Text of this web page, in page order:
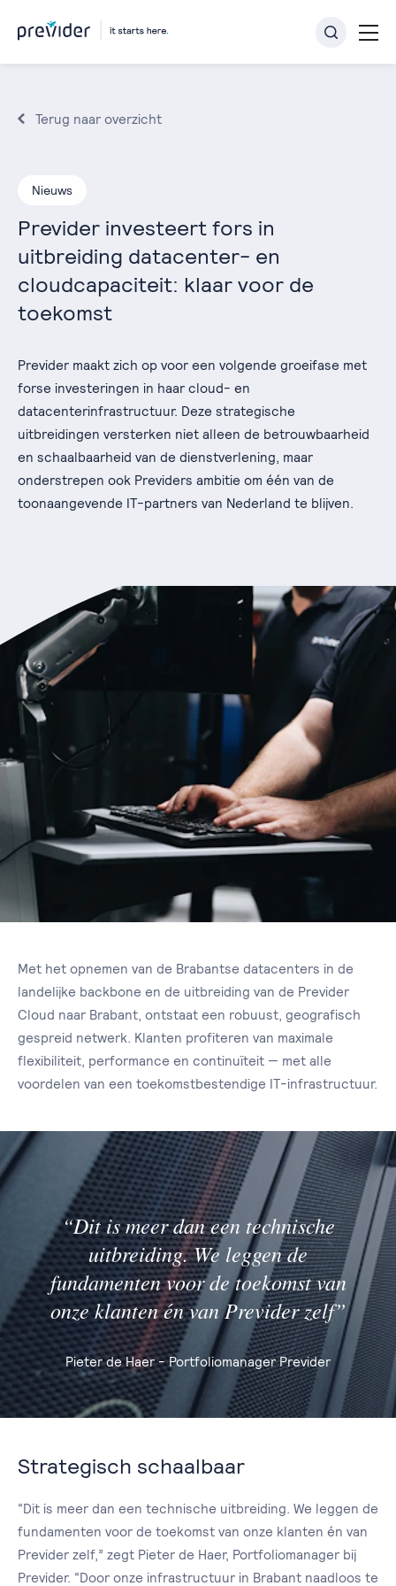
Terug naar overzicht
Nieuws
Previder investeert fors in
uitbreiding datacenter- en
cloudcapaciteit: klaar voor de
toekomst
Previder maakt zich op voor een volgende groeifase met
forse investeringen in haar cloud- en
datacenterinfrastructuur. Deze strategische
uitbreidingen versterken niet alleen de betrouwbaarheid
en schaalbaarheid van de dienstverlening, maar
onderstrepen ook Previders ambitie om één van de
toonaangevende IT-partners van Nederland te blijven.
Met het opnemen van de Brabantse datacenters in de
landelijke backbone en de uitbreiding van de Previder
Cloud naar Brabant, ontstaat een robuust, geografisch
gespreid netwerk. Klanten profiteren van maximale
flexibiliteit, performance en continuïteit — met alle
voordelen van een toekomstbestendige IT-infrastructuur.
“Dit is meer dan een technische
uitbreiding. We leggen de
fundamenten voor de toekomst van
onze klanten én van Previder zelf”
Pieter de Haer - Portfoliomanager Previder
Strategisch schaalbaar
“Dit is meer dan een technische uitbreiding. We leggen de
fundamenten voor de toekomst van onze klanten én van
Previder zelf,” zegt Pieter de Haer, Portfoliomanager bij
Previder. “Door onze infrastructuur in Brabant naadloos te